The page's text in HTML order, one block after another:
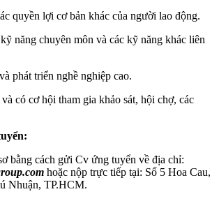
quyền lợi cơ bản khác của người lao động.
năng chuyên môn và các kỹ năng khác liên
phát triển nghề nghiệp cao.
có cơ hội tham gia khảo sát, hội chợ, các
bằng cách gửi Cv ứng tuyển về địa chỉ:
hoặc nộp trực tiếp tại: Số 5 Hoa Cau,
Nhuận, TP.HCM.